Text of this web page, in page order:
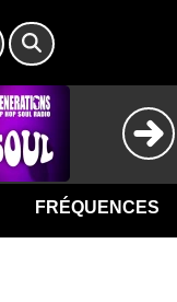
FRÉQUENCES